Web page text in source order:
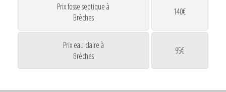
Prix fosse septique à
Brèches
140€
Prix eau claire à
Brèches
95€